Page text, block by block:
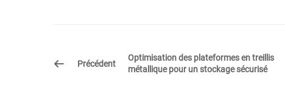
Précédent
Optimisation des plateformes en treillis
métallique pour un stockage sécurisé